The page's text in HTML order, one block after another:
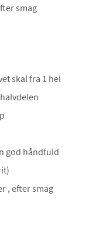
smag
skal fra 1 hel
god håndfuld
, efter smag